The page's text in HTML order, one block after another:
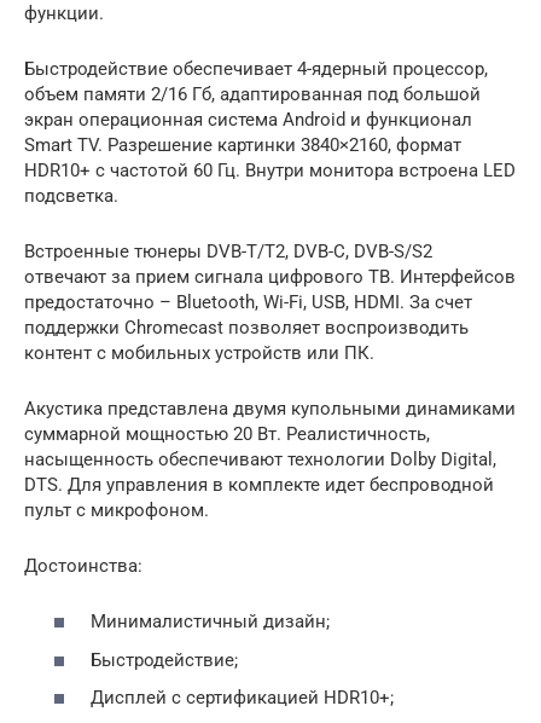
функции.
Быстродействие обеспечивает 4-ядерный процессор,
объем памяти 2/16 Гб, адаптированная под большой
экран операционная система Android и функционал
Smart TV. Разрешение картинки 3840×2160, формат
HDR10+ с частотой 60 Гц. Внутри монитора встроена LED
подсветка.
Встроенные тюнеры DVB-T/T2, DVB-C, DVB-S/S2
отвечают за прием сигнала цифрового ТВ. Интерфейсов
предостаточно – Bluetooth, Wi-Fi, USB, HDMI. За счет
поддержки Chromecast позволяет воспроизводить
контент с мобильных устройств или ПК.
Акустика представлена двумя купольными динамиками
суммарной мощностью 20 Вт. Реалистичность,
насыщенность обеспечивают технологии Dolby Digital,
DTS. Для управления в комплекте идет беспроводной
пульт с микрофоном.
Достоинства:
Минималистичный дизайн;
Быстродействие;
Дисплей с сертификацией HDR10+;